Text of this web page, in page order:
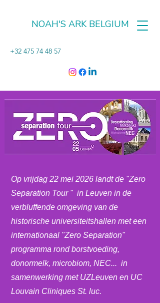
NOAH'S ARK BELGIUM
+32 475 74 48 57
Op vrijdag 22 mei 2026 landt de "Zero
Separation Tour " in Leuven in de
verbluffende omgeving van de
historische universiteitshallen met een
internationaal "Zero Separation"
programma rond borstvoeding,
donormelk, microbiom, NEC... in
samenwerking met UZLeuven en UC
Louvain Cliniques St. luc.